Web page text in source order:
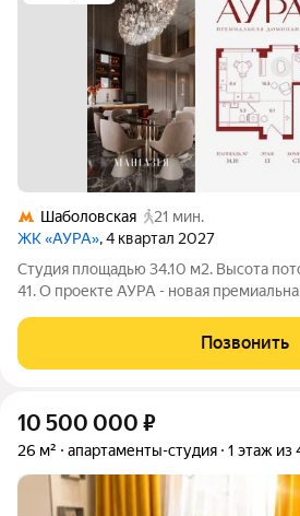
Шаболовская
21 мин.
ЖК «АУРА», 4 квартал 2027
Студия площадью 34.10 м2. Высота
41. О проекте АУРА - новая
Бронзовой башни и 41-этажной
расположены набережная
Позвонить
10 500 000 ₽
26 м² апартаменты-студия 1 этаж из